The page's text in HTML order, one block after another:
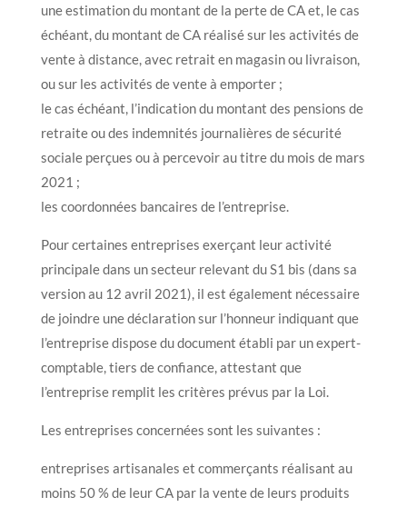
une estimation du montant de la perte de CA et, le cas
échéant, du montant de CA réalisé sur les activités de
vente à distance, avec retrait en magasin ou livraison,
ou sur les activités de vente à emporter ;
le cas échéant, l’indication du montant des pensions de
retraite ou des indemnités journalières de sécurité
sociale perçues ou à percevoir au titre du mois de mars
2021 ;
les coordonnées bancaires de l’entreprise.
Pour certaines entreprises exerçant leur activité
principale dans un secteur relevant du S1 bis (dans sa
version au 12 avril 2021), il est également nécessaire
de joindre une déclaration sur l’honneur indiquant que
l’entreprise dispose du document établi par un expert-
comptable, tiers de confiance, attestant que
l’entreprise remplit les critères prévus par la Loi.
Les entreprises concernées sont les suivantes :
entreprises artisanales et commerçants réalisant au
moins 50 % de leur CA par la vente de leurs produits